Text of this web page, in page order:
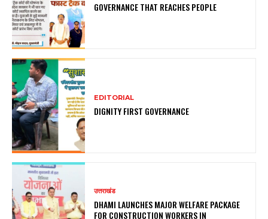
GOVERNANCE THAT REACHES PEOPLE
EDITORIAL
DIGNITY FIRST GOVERNANCE
उत्तराखंड
DHAMI LAUNCHES MAJOR WELFARE PACKAGE
FOR CONSTRUCTION WORKERS IN